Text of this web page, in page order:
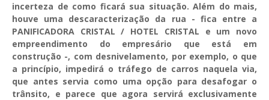
incerteza de como ficará sua situação. Além do mais,
houve uma descaracterização da rua - fica entre a
PANIFICADORA CRISTAL / HOTEL CRISTAL e um novo
empreendimento do empresário que está em
construção -, com desnivelamento, por exemplo, o que
a princípio, impedirá o tráfego de carros naquela via,
que antes servia como uma opção para desafogar o
trânsito, e parece que agora servirá exclusivamente